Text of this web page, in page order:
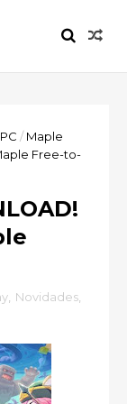
PC / Maple
Free-to-
Novidades